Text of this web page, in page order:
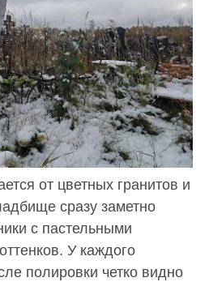
от цветных гранитов и
сразу заметно
с пастельными
У каждого
полировки четко видно